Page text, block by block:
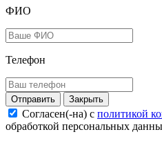
ФИО
Телефон
Закрыть
Согласен(-на) c политикой
обработкой персональных